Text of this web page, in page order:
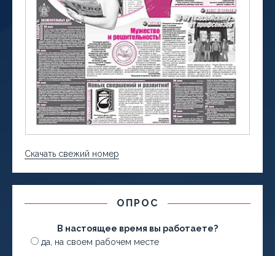
Скачать свежий номер
ОПРОС
В настоящее время вы работаете?
да, на своем рабочем месте